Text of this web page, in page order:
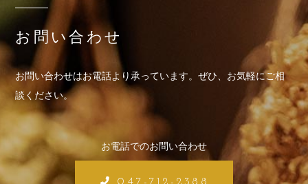
お問い合わせ
お問い合わせはお電話より承っています。ぜひ、お気軽にご相
談ください。
お電話でのお問い合わせ
047-712-2388